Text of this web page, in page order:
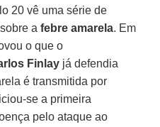
20 vê uma série de
afebre amarela. Em
o que o
Finlay já defendia
é transmitida por
se a primeira
pelo ataque ao